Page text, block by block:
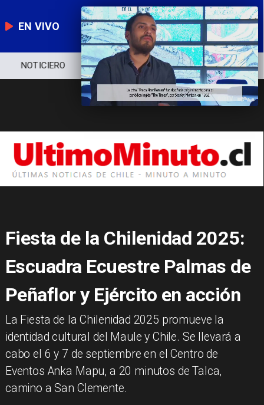
EN VIVO
NOTICIERO POLÍTICA ECONOMÍA
Fiesta de la Chilenidad 2025:
Escuadra Ecuestre Palmas de
Peñaflor y Ejército en acción
La Fiesta de la Chilenidad 2025 promueve la
identidad cultural del Maule y Chile. Se llevará a
cabo el 6 y 7 de septiembre en el Centro de
Eventos Anka Mapu, a 20 minutos de Talca,
camino a San Clemente.